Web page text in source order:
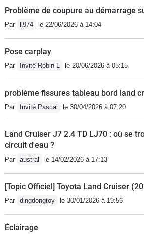
Problème de coupure au démarrage
Par ll974 le 22/06/2026 à 14:04
Pose carplay
Par Invité Robin L le 20/06/2026 à 05:15
problème fissures tableau bord land
Par Invité Pascal le 30/04/2026 à 07:20
Land Cruiser J7 2.4 TD LJ70 : où se
circuit d'eau ?
Par austral le 14/02/2026 à 17:13
[Topic Officiel] Toyota Land Cruiser
Par dingdongtoy le 30/01/2026 à 19:56
Éclairage